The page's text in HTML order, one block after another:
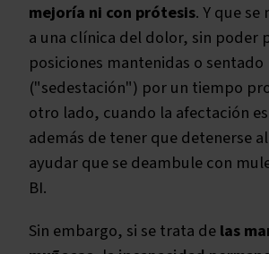
mejoría ni con prótesis. Y que
a una clínica del dolor, sin poder
posiciones mantenidas o sentado
("sedestación") por un tiempo
otro lado, cuando la afectación
además de tener que detenerse
ayudar que se deambule con
BI.
Sin embargo, si se trata delas